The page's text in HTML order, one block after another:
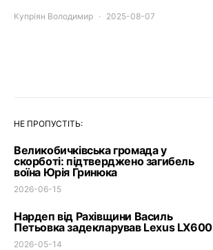
Купріян Володимир 2025-08-07
НЕ ПРОПУСТІТЬ:
Великобичківська громада у
скорботі: підтверджено загибель
воїна Юрія Гринюка
2026-06-15
Нардеп від Рахівщини Василь
Петьовка задекларував Lexus LX600
2026-05-14